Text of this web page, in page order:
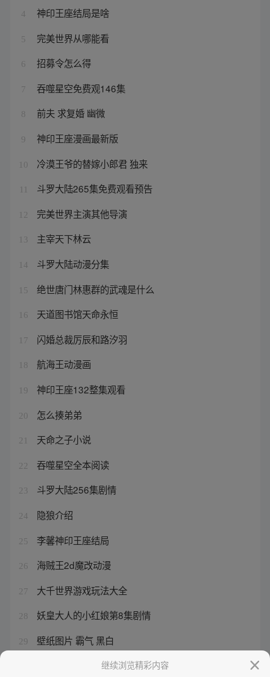
4 神印王座结局是啥
5 完美世界从哪能看
6 招募令怎么得
7 吞噬星空免费观146集
8 前夫 求复婚 幽微
9 神印王座漫画最新版
10 冷漠王爷的替嫁小郎君 独来
斗罗大陆265集免费观看预告
12 完美世界主演其他导演
13 主宰天下林云
14 斗罗大陆动漫分集
15 绝世唐门林惠群的武魂是什么
16 天道图书馆天命永恒
17 闪婚总裁厉辰和路汐羽
18 航海王动漫画
19 神印王座132整集观看
20 怎么揍弟弟
21 天命之子小说
22 吞噬星空全本阅读
23 斗罗大陆256集剧情
24 隐狼介绍
25 李馨神印王座结局
26 海贼王2d魔改动漫
27 大千世界游戏玩法大全
28 妖皇大人的小红娘第8集剧情
29 壁纸图片 霸气 黑白
离婚一般起诉几天接到通知
继续浏览精彩内容